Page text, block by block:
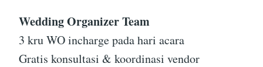
Wedding Organizer Team
3 kru WO incharge pada hari acara
Gratis konsultasi & koordinasi vendor